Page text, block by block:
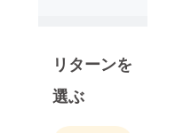
指しており
ます。
ご協力のほ
どよろしく
リターンを
選ぶ